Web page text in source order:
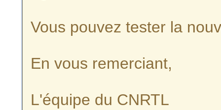
Vous pouvez tester la
En vous remerciant,
L'équipe du CNRTL